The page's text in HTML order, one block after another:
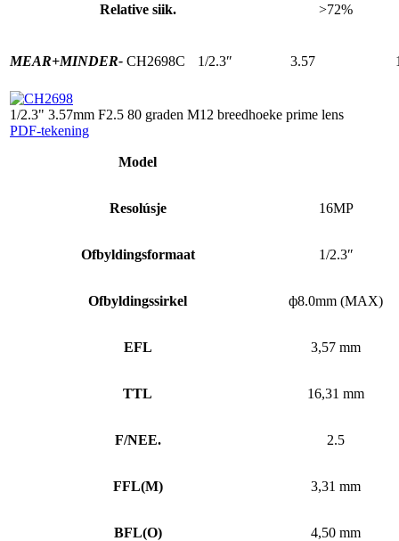
Relative siik. >72%
MEAR+MINDER- CH2698C 1/2.3″ 3.57
1/2.3" 3.57mm F2.5 80 graden M12 breedhoeke prime lens
PDF-tekening
Model
Resolúsje 16MP
Ofbyldingsformaat 1/2.3″
Ofbyldingssirkel ф8.0mm (MAX)
EFL 3,57 mm
TTL 16,31 mm
F/NEE. 2.5
FFL(M) 3,31 mm
BFL(O) 4,50 mm